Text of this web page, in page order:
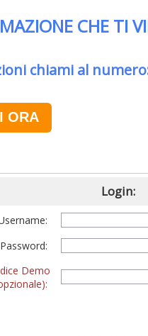
CHE TI
chiami al
ORA
Login:
Password:
Demo